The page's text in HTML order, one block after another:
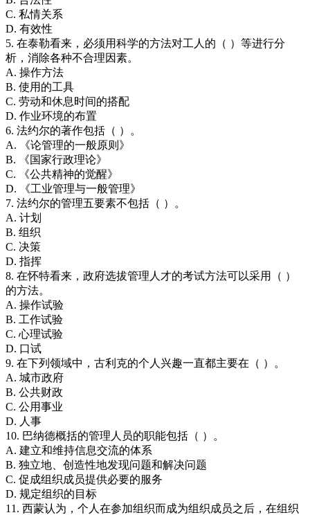
C. 私情关系
D. 有效性
5. 在泰勒看来，必须用科学的方法对工人的（ ）等进行分
析，消除各种不合理因素。
A. 操作方法
B. 使用的工具
C. 劳动和休息时间的搭配
D. 作业环境的布置
6. 法约尔的著作包括（ ）。
A. 《论管理的一般原则》
B. 《国家行政理论》
C. 《公共精神的觉醒》
D. 《工业管理与一般管理》
7. 法约尔的管理五要素不包括（ ）。
A. 计划
B. 组织
C. 决策
D. 指挥
8. 在怀特看来，政府选拔管理人才的考试方法可以采用（ ）
的方法。
A. 操作试验
B. 工作试验
C. 心理试验
D. 口试
9. 在下列领域中，古利克的个人兴趣一直都主要在（ ）。
A. 城市政府
B. 公共财政
C. 公用事业
D. 人事
10. 巴纳德概括的管理人员的职能包括（ ）。
A. 建立和维持信息交流的体系
B. 独立地、创造性地发现问题和解决问题
C. 促成组织成员提供必要的服务
D. 规定组织的目标
11. 西蒙认为，个人在参加组织而成为组织成员之后，在组织